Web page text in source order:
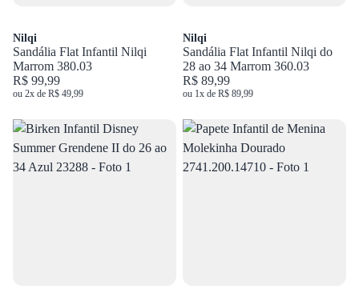
Nilqi
Sandália Flat Infantil Nilqi
Marrom 380.03
R$ 99,99
ou 2x de R$ 49,99
Nilqi
Sandália Flat Infantil Nilqi do
28 ao 34 Marrom 360.03
R$ 89,99
ou 1x de R$ 89,99